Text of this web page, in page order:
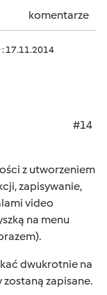
komentarze
: 17.11.2014
#14
z utworzeniem
zapisywanie,
video
na menu
dwukrotnie na
zapisane.